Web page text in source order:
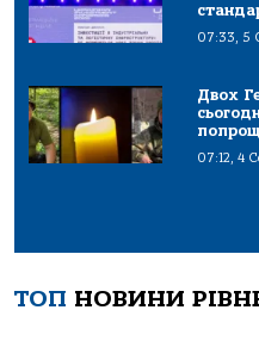
07:33, 5
Двох
07:12, 4
ТОП НОВИНИ